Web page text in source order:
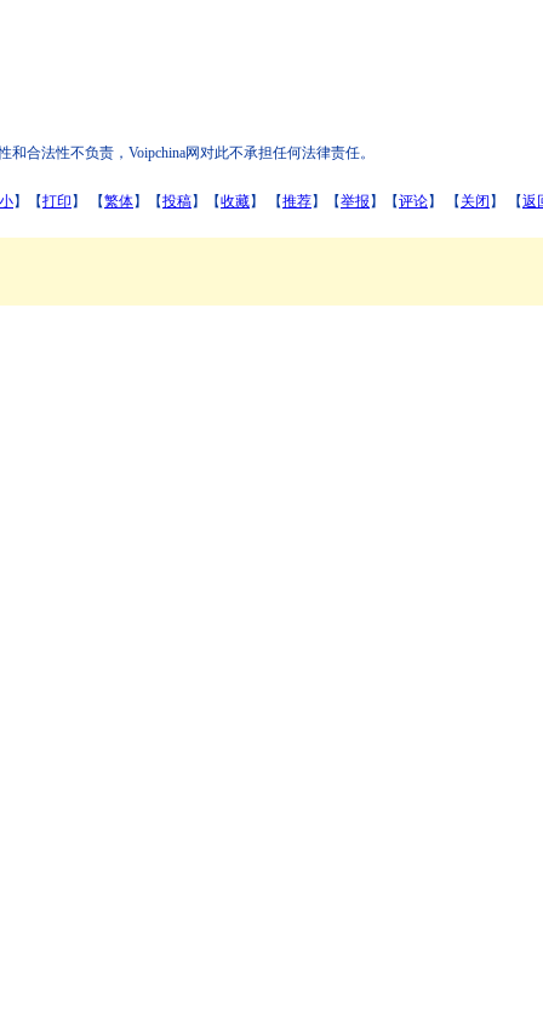
合法性不负责，Voipchina网对此不承担任何法律责任。
小】【打印 】 【繁体】【投稿】【收藏】 【推荐】【举报 】【评论】 【 关闭 】 【返